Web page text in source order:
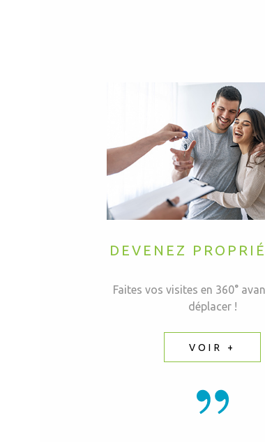
DEVENEZ
Faites vos visites en 360°
déplacer !
VOIR +